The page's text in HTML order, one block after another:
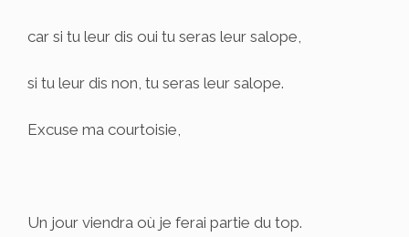
car si tu leur dis oui tu seras leur salope,
si tu leur dis non, tu seras leur salope.
Excuse ma courtoisie,
Un jour viendra où je ferai partie du top.